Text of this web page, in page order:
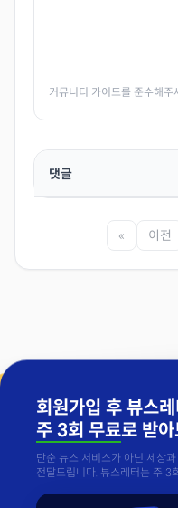
커뮤니티 가이드를 준수해주
댓글
« 이전
회원가입 후 뷰스
주 3회 무료로 받
단순 뉴스 서비스가 아닌 세상
전달드립니다. 뷰스레터는 주 3